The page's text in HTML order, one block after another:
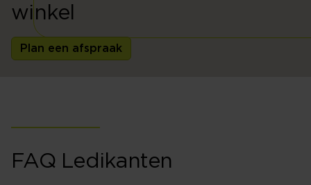
winkel
Plan een afspraak
FAQ Ledikanten